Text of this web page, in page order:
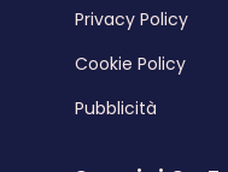
Privacy Policy
Cookie Policy
Pubblicità